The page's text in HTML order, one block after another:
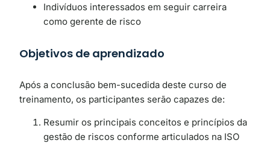
Indivíduos interessados ​​em seguir carreira
como gerente de risco
Objetivos de aprendizado
Após a conclusão bem-sucedida deste curso de
treinamento, os participantes serão capazes de:
Resumir os principais conceitos e princípios da
gestão de riscos conforme articulados na ISO